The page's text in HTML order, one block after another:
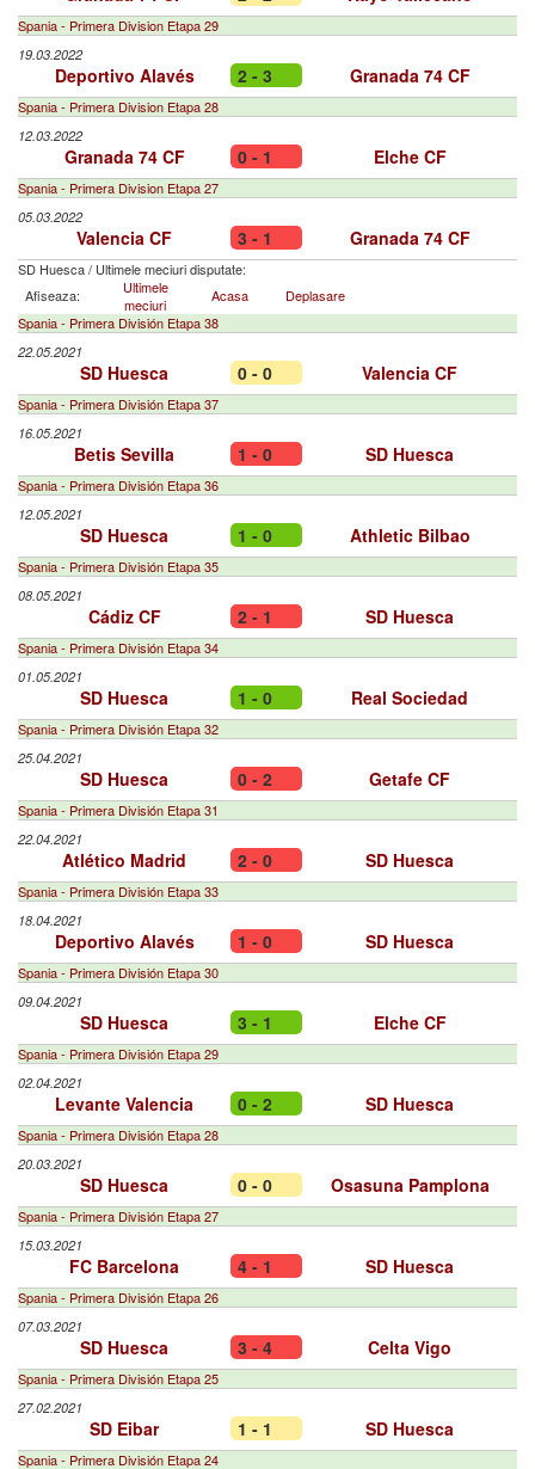
Spania - Primera Division Etapa 29
19.03.2022
Deportivo Alavés 2 - 3 Granada 74 CF
Spania - Primera Division Etapa 28
12.03.2022
Granada 74 CF 0 - 1 Elche CF
Spania - Primera Division Etapa 27
05.03.2022
Valencia CF 3 - 1 Granada 74 CF
SD Huesca/ Ultimele meciuri disputate:
Afiseaza:
Ultimele
meciuri
Acasa
Deplasare
Spania - Primera División Etapa 38
22.05.2021
SD Huesca 0 - 0 Valencia CF
Spania - Primera División Etapa 37
16.05.2021
Betis Sevilla 1 - 0 SD Huesca
Spania - Primera División Etapa 36
12.05.2021
SD Huesca 1 - 0 Athletic Bilbao
Spania - Primera División Etapa 35
08.05.2021
Cádiz CF 2 - 1 SD Huesca
Spania - Primera División Etapa 34
01.05.2021
SD Huesca 1 - 0 Real Sociedad
Spania - Primera División Etapa 32
25.04.2021
SD Huesca 0 - 2 Getafe CF
Spania - Primera División Etapa 31
22.04.2021
Atlético Madrid 2 - 0 SD Huesca
Spania - Primera División Etapa 33
18.04.2021
Deportivo Alavés 1 - 0 SD Huesca
Spania - Primera División Etapa 30
09.04.2021
SD Huesca 3 - 1 Elche CF
Spania - Primera División Etapa 29
02.04.2021
Levante Valencia 0 - 2 SD Huesca
Spania - Primera División Etapa 28
20.03.2021
SD Huesca 0 - 0 Osasuna Pamplona
Spania - Primera División Etapa 27
15.03.2021
FC Barcelona 4 - 1 SD Huesca
Spania - Primera División Etapa 26
07.03.2021
SD Huesca 3 - 4 Celta Vigo
Spania - Primera División Etapa 25
27.02.2021
SD Eibar 1 - 1 SD Huesca
Spania - Primera División Etapa 24